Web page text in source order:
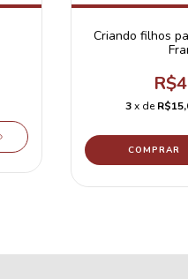
Criando filhos
3x de